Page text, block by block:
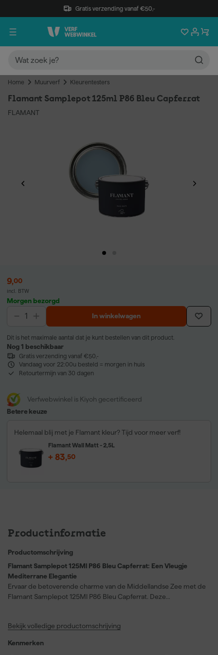
Gratis verzending vanaf €50,-
Home Muurverf Kleurentesters
Flamant Samplepot 125ml P86 Bleu Capferrat
FLAMANT
9,00
incl. BTW
Morgen bezorgd
In winkelwagen
Dit is het maximale aantal dat je kunt bestellen van dit product.
Nog 1 beschikbaar
Gratis verzending vanaf €50,-
Vandaag voor 22:00u besteld = morgen in huis
Retourtermijn van 30 dagen
Verfwebwinkel is Kiyoh gecertificeerd
Betere keuze
Helemaal blij met je Flamant kleur? Tijd voor meer verf!
Flamant Wall Matt - 2,5L
+ 83,50
Productinformatie
Productomschrijving
Flamant Samplepot 125Ml P86 Bleu Capferrat: Een Vleugje
Mediterrane Elegantie
Ervaar de betoverende charme van de Middellandse Zee met de
Flamant Samplepot 125Ml P86 Bleu Capferrat. Deze
geschikt voor zowel muren als hout, biedt een matte finish die
waterbasis is niet alleen milieuvriendelijk, maar ook eenvoudig
Bekijk volledige productomschrijving
Kenmerken